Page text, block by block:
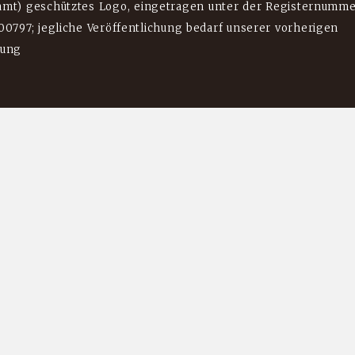
geschütztes Logo, eingetragen unter der
jegliche Veröffentlichung bedarf unserer vorherigen